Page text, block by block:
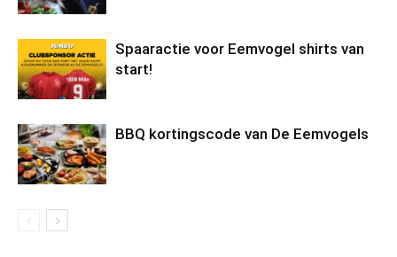
Spaaractie voor Eemvogel shirts van
start!
BBQ kortingscode van De Eemvogels